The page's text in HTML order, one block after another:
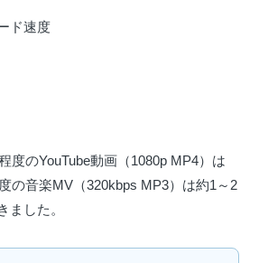
ド速度
度のYouTube動画（1080p MP4）は
の音楽MV（320kbps MP3）は約1～2
した。